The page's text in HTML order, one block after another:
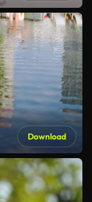
Download